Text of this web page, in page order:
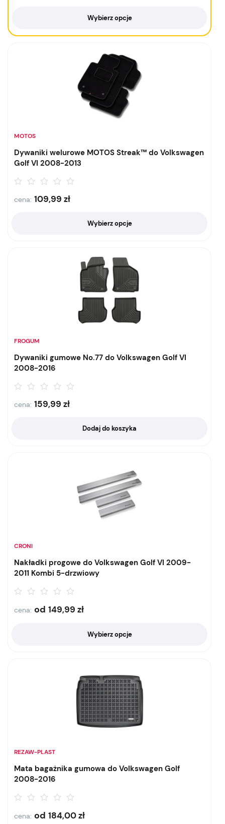
Wybierz opcje
MOTOS
Dywaniki welurowe MOTOS Streak™ do Volkswagen
Golf VI 2008-2013
cena: 109,99 zł
Wybierz opcje
FROGUM
Dywaniki gumowe No.77 do Volkswagen Golf VI
2008-2016
cena: 159,99 zł
Dodaj do koszyka
CRONI
Nakładki progowe do Volkswagen Golf VI 2009-
2011 Kombi 5-drzwiowy
cena: od 149,99 zł
Wybierz opcje
REZAW-PLAST
Mata bagażnika gumowa do Volkswagen Golf
2008-2016
cena: od 184,00zł